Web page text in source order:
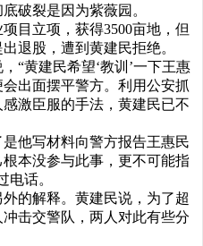
破裂是因为紫薇园。
目立项，获得3500亩地，但
退股，遭到黄建民拒绝。
“黄建民希望‘教训’一下王惠
出面摆平警方。利用公安抓
激臣服的手法，黄建民已不
他写材料向警方报告王惠民
本没参与此事，更不可能指
电话。
的解释。黄建民说，为了超
击交警队，两人对此有些分